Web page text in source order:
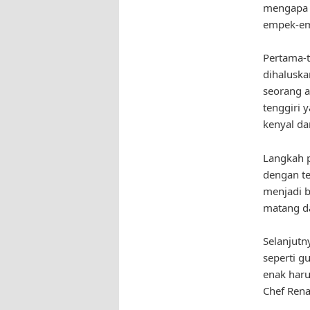
empek-
seorang
tenggiri
kenyal
Langkah
dengan
menjadi
matang
seperti
enak
Chef